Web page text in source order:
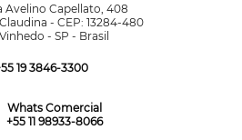
Avelino Capellato, 408
- CEP: 13284-480
Vinhedo - SP - Brasil
19 3846-3300
Whats Comercial
+55 11 98933-8066